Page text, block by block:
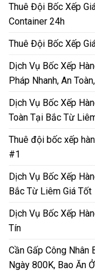
Thuê Đội Bốc Xếp
Container 24h
Thuê Đội Bốc Xếp
Dịch Vụ Bốc Xếp
Pháp Nhanh, An
Dịch Vụ Bốc Xếp
Toàn Tại Bắc Từ
Thuê đội bốc xếp
#1
Dịch Vụ Bốc Xếp
Bắc Từ Liêm Giá Tốt
Dịch Vụ Bốc Xếp
Tín
Cần Gấp Công
Ngày 800K, Bao Ăn Ở